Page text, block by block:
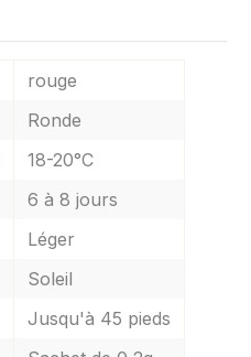
rouge
Ronde
18-20°C
6 à 8 jours
Léger
Soleil
Jusqu'à 45 pieds